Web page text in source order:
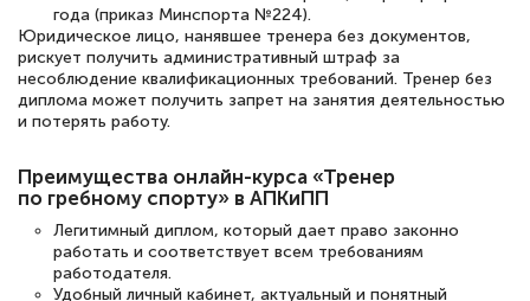
специальности «Тренер-преподаватель
по тяжелой атлетике»! Хочется
подчеркуть, что при обращении
оперативно связались со мной
интересующие вопросы и в течении
двух…
года (приказ Минспорта №224).
Юридическое лицо, нанявшее тренера без документов,
рискует получить административный штраф за
несоблюдение квалификационных требований. Тренер без
диплома может получить запрет на занятия деятельностью
и потерять работу.
Преимущества онлайн-курса «Тренер
по гребному спорту» в АПКиПП
Легитимный диплом, который дает право законно
работать и соответствует всем требованиям
работодателя.
Удобный личный кабинет, актуальный и понятный